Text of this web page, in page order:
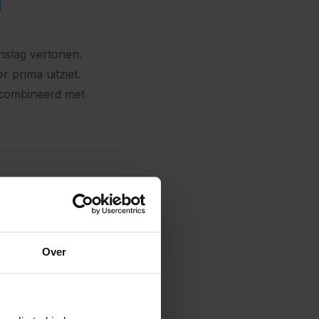
Over
vertonen.
prima uitziet.
met
in
mooi te
Het
optimaal